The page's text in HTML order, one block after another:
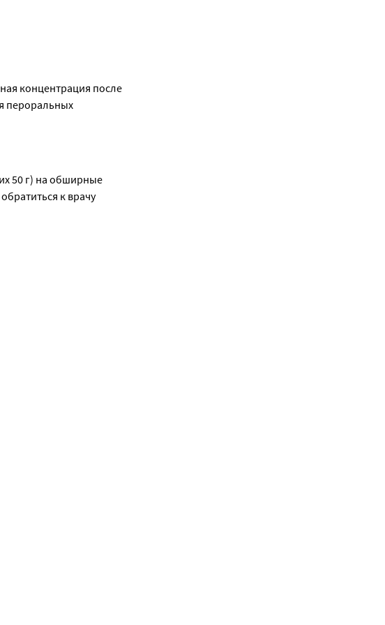
концентрация после
пероральных
50 г) на обширные
к врачу